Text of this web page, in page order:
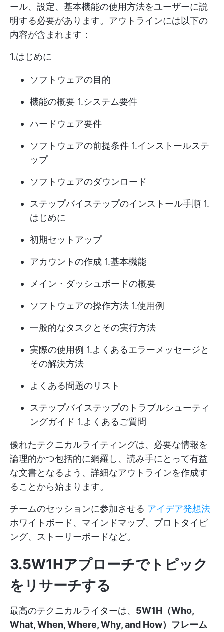
ール、設定、基本機能の使用方法をユーザーに説
明する必要があります。アウトラインには以下の
内容が含まれます：
1.はじめに
ソフトウェアの目的
機能の概要 1.システム要件
ハードウェア要件
ソフトウェアの前提条件 1.インストールステ
ップ
ソフトウェアのダウンロード
ステップバイステップのインストール手順 1.
はじめに
初期セットアップ
アカウントの作成 1.基本機能
メイン・ダッシュボードの概要
ソフトウェアの操作方法 1.使用例
一般的なタスクとその実行方法
実際の使用例 1.よくあるエラーメッセージと
その解決方法
よくある問題のリスト
ステップバイステップのトラブルシューティ
ングガイド 1.よくあるご質問
優れたテクニカルライティングは、必要な情報を
論理的かつ包括的に網羅し、読み手にとって有益
な文書となるよう、詳細なアウトラインを作成す
ることから始まります。
チームのセッションに参加させる アイデア発想法
ホワイトボード、マインドマップ、プロトタイピ
ング、ストーリーボードなど。
3.5W1Hアプローチでトピック
をリサーチする
最高のテクニカルライターは、 5W1H（Who,
What, When, Where, Why, and How）フレーム